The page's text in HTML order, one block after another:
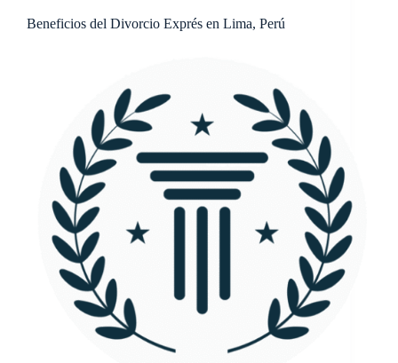
Beneficios del Divorcio Exprés en Lima, Perú